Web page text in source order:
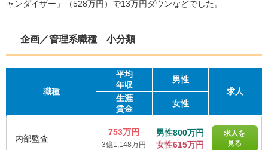
ャンダイザー」（528万円）で13万円ダウンなどでした。
企画／管理系職種 小分類
職種
平均
年収
男性
求人
生涯
賃金
女性
内部監査
753万円
3億1,148万円
男性800万円
女性615万円
求人を
見る